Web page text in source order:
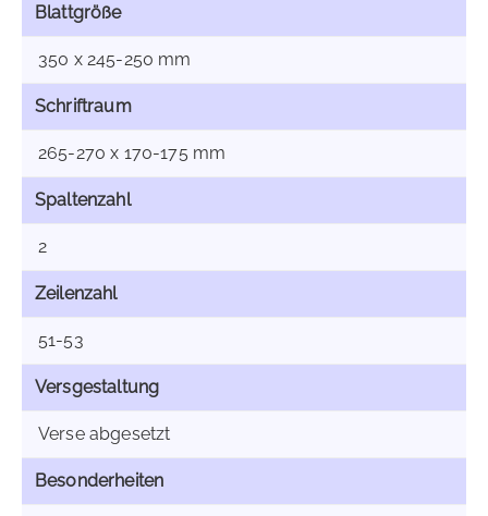
Blattgröße
350 x 245-250 mm
Schriftraum
265-270 x 170-175 mm
Spaltenzahl
2
Zeilenzahl
51-53
Versgestaltung
Verse abgesetzt
Besonderheiten